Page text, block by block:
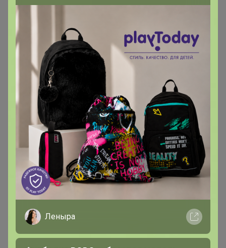
kristinchik
Магистр
В теме "iHerb - витамины, добавки для здоровья,
товары для красоты! СКИДКА -20% на ВСЕ добавки
и БАДы + уход за волоса"
23 марта, 2025 22:57
Здравствуйте. Можно мне в заказ ещё цинк
kz.iherb.com/pr/nature-s-way-zinc-chelate-30-mg-10...
‌на сайте показывает, что он в наличии на
Леныра